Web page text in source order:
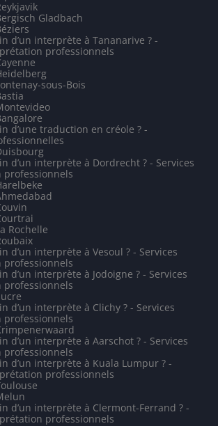
Gladbach
d’un interprète à Tananarive ? -
professionnels
sous-Bois
d’une traduction en créole ? -
d’un interprète à Dordrecht ? - Services
professionnels
Rochelle
d’un interprète à Vesoul ? - Services
professionnels
d’un interprète à Jodoigne ? - Services
professionnels
d’un interprète à Clichy ? - Services
professionnels
d’un interprète à Aarschot ? - Services
professionnels
d’un interprète à Kuala Lumpur ? -
professionnels
d’un interprète à Clermont-Ferrand ? -
professionnels